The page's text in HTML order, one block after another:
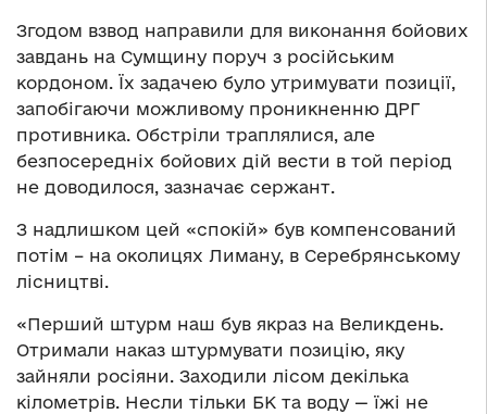
Згодом взвод направили для виконання бойових
завдань на Сумщину поруч з російським
кордоном. Їх задачею було утримувати позиції,
запобігаючи можливому проникненню ДРГ
противника. Обстріли траплялися, але
безпосередніх бойових дій вести в той період
не доводилося, зазначає сержант.
З надлишком цей «спокій» був компенсований
потім – на околицях Лиману, в Серебрянському
лісництві.
«Перший штурм наш був якраз на Великдень.
Отримали наказ штурмувати позицію, яку
зайняли росіяни. Заходили лісом декілька
кілометрів. Несли тільки БК та воду — їжі не